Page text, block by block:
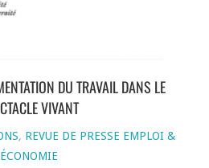
DU TRAVAIL DANS LE
VIVANT
, REVUE DE PRESSE EMPLOI &
ÉCONOMIE